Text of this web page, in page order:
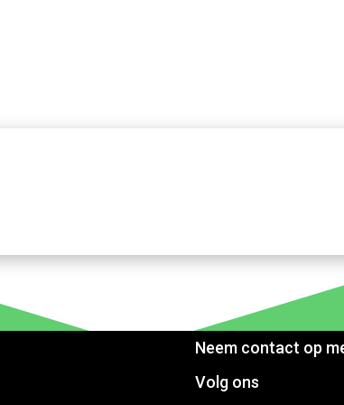
Neem contact op
Volg ons